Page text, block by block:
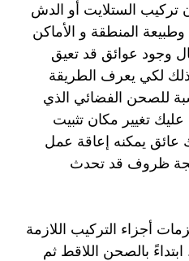
تركيب الستلايت أو الدش
المنطقة و الأماكن
وجود عوائق قد تعيق
لكي يعرف الطريقة
للصحن الفضائي الذي
تغيير مكان تثبيت
يمكنه إعاقة عمل
ظروف قد تحدث
أجزاء التركيب اللازمة
بالصحن اللاقط ثم